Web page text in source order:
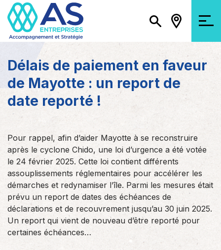
Délais de paiement en faveur
de Mayotte : un report de
date reporté !
Pour rappel, afin d’aider Mayotte à se reconstruire
après le cyclone Chido, une loi d’urgence a été votée
le 24 février 2025. Cette loi contient différents
assouplissements réglementaires pour accélérer les
démarches et redynamiser l’île. Parmi les mesures était
prévu un report de dates des échéances de
déclarations et de recouvrement jusqu’au 30 juin 2025.
Un report qui vient de nouveau d’être reporté pour
certaines échéances…